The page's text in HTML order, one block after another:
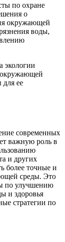
по охране
о
окружающей
воды,
экологии
окружающей
ее
современных
важную роль в
и других
более точные и
среды. Это
по улучшению
и здоровья
стратегии по